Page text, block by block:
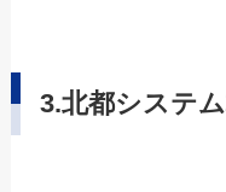
3.北都システ